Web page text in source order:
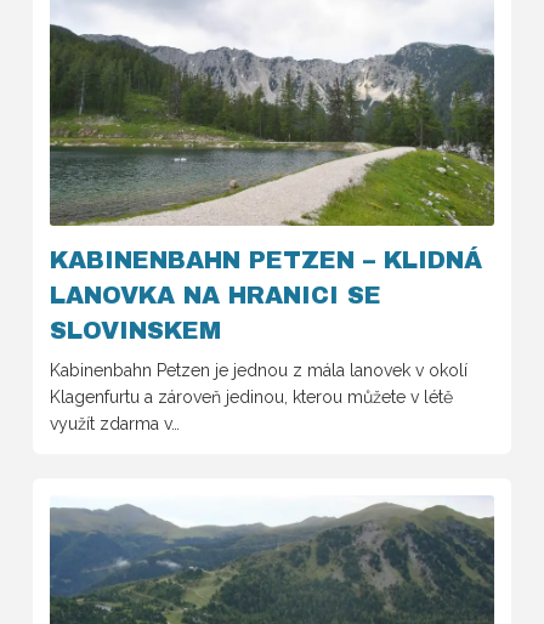
KABINENBAHN PETZEN – KLIDNÁ
LANOVKA NA HRANICI SE
SLOVINSKEM
Kabinenbahn Petzen je jednou z mála lanovek v okolí
Klagenfurtu a zároveň jedinou, kterou můžete v létě
využít zdarma v…